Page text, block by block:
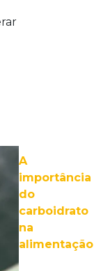
A
importância
do
carboidrato
na
alimentação